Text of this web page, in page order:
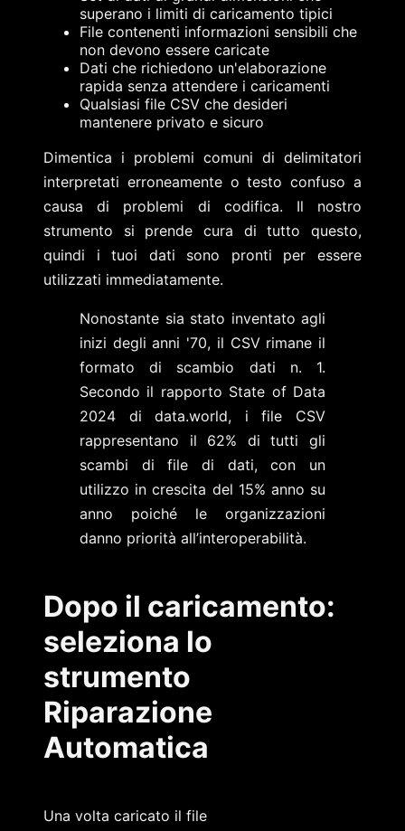
superano i limiti di caricamento tipici
File contenenti informazioni sensibili che
non devono essere caricate
Dati che richiedono un'elaborazione
rapida senza attendere i caricamenti
Qualsiasi file CSV che desideri
mantenere privato e sicuro
Dimentica i problemi comuni di delimitatori
interpretati erroneamente o testo confuso a
causa di problemi di codifica. Il nostro
strumento si prende cura di tutto questo,
quindi i tuoi dati sono pronti per essere
utilizzati immediatamente.
Nonostante sia stato inventato agli
inizi degli anni '70, il CSV rimane il
formato di scambio dati n. 1.
Secondo il rapporto State of Data
2024 di data.world, i file CSV
rappresentano il 62% di tutti gli
scambi di file di dati, con un
utilizzo in crescita del 15% anno su
anno poiché le organizzazioni
danno priorità all’interoperabilità.
Dopo il caricamento:
seleziona lo
strumento
Riparazione
Automatica
Una volta caricato il file